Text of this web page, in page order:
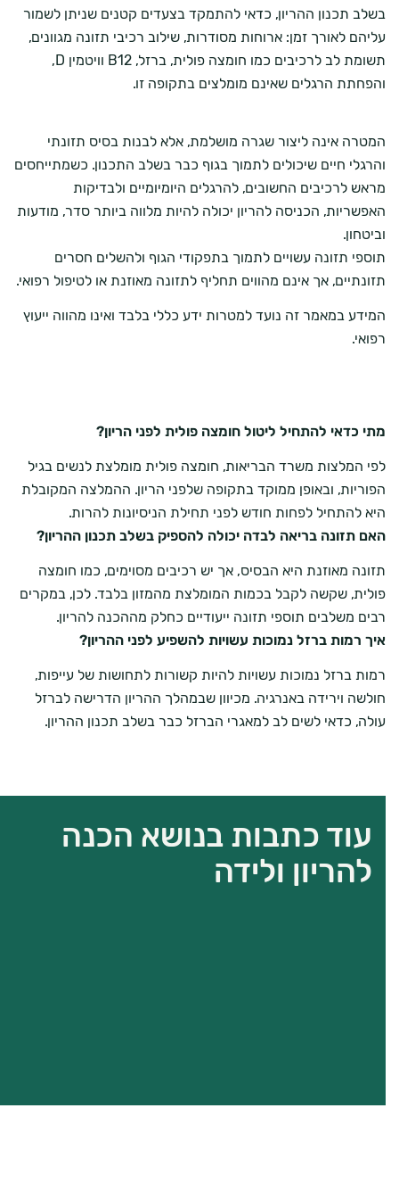
בשלב תכנון ההריון, כדאי להתמקד בצעדים קטנים שניתן לשמור
עליהם לאורך זמן: ארוחות מסודרות, שילוב רכיבי תזונה מגוונים,
תשומת לב לרכיבים כמו חומצה פולית, ברזל, B12 וויטמין D,
והפחתת הרגלים שאינם מומלצים בתקופה זו.
המטרה אינה ליצור שגרה מושלמת, אלא לבנות בסיס תזונתי
והרגלי חיים שיכולים לתמוך בגוף כבר בשלב התכנון. כשמתייחסים
מראש לרכיבים החשובים, להרגלים היומיומיים ולבדיקות
האפשריות, הכניסה להריון יכולה להיות מלווה ביותר סדר, מודעות
וביטחון.
תוספי תזונה עשויים לתמוך בתפקודי הגוף ולהשלים חסרים
תזונתיים, אך אינם מהווים תחליף לתזונה מאוזנת או לטיפול רפואי.
המידע במאמר זה נועד למטרות ידע כללי בלבד ואינו מהווה ייעוץ
רפואי.
מתי כדאי להתחיל ליטול חומצה פולית לפני הריון?
לפי המלצות משרד הבריאות, חומצה פולית מומלצת לנשים בגיל
הפוריות, ובאופן ממוקד בתקופה שלפני הריון. ההמלצה המקובלת
היא להתחיל לפחות חודש לפני תחילת הניסיונות להרות.
האם תזונה בריאה לבדה יכולה להספיק בשלב תכנון ההריון?
תזונה מאוזנת היא הבסיס, אך יש רכיבים מסוימים, כמו חומצה
פולית, שקשה לקבל בכמות המומלצת מהמזון בלבד. לכן, במקרים
רבים משלבים תוספי תזונה ייעודיים כחלק מההכנה להריון.
איך רמות ברזל נמוכות עשויות להשפיע לפני ההריון?
רמות ברזל נמוכות עשויות להיות קשורות לתחושות של עייפות,
חולשה וירידה באנרגיה. מכיוון שבמהלך ההריון הדרישה לברזל
עולה, כדאי לשים לב למאגרי הברזל כבר בשלב תכנון ההריון.
עוד כתבות בנושא הכנה
להריון ולידה